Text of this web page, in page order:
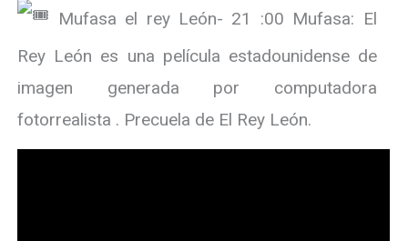
Mufasa el rey León- 21 :00 Mufasa: El
Rey León es una película estadounidense de
imagen generada por computadora
fotorrealista . Precuela de El Rey León.